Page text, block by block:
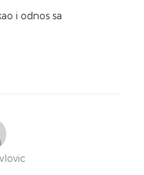
i odnos sa